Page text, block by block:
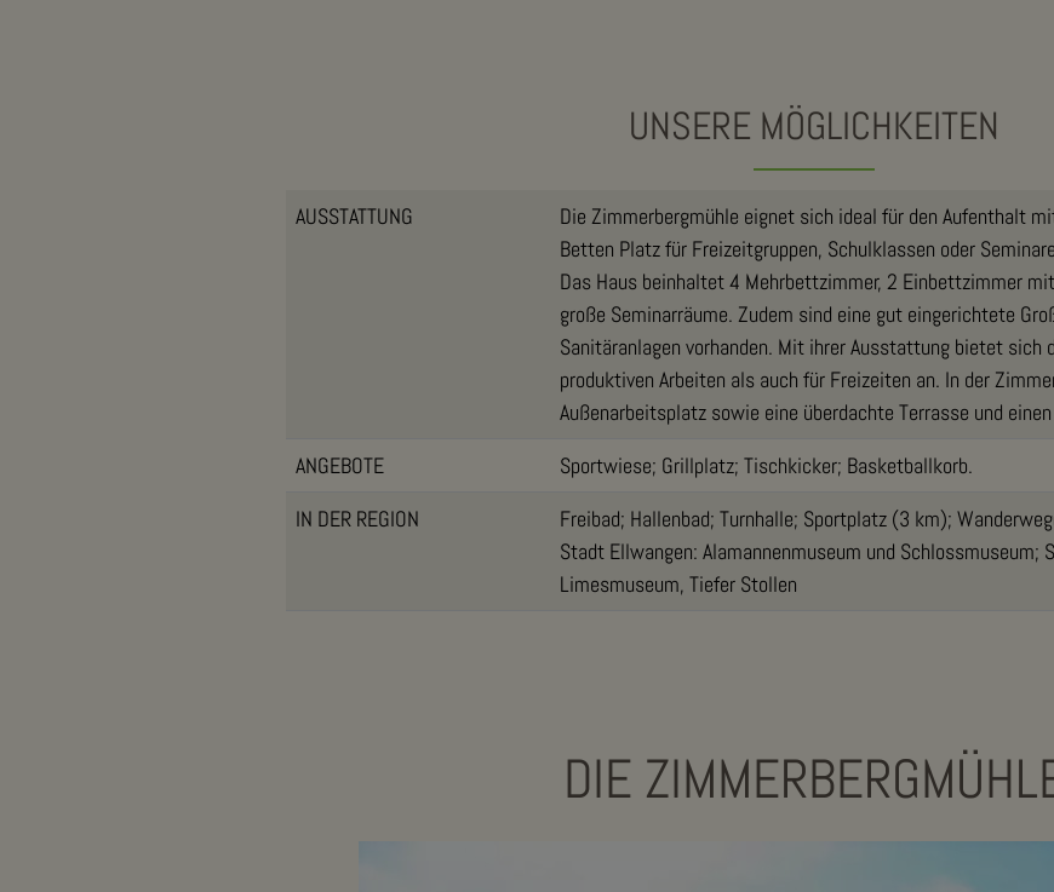
UNSERE MÖGLICHKEITEN
AUSSTATTUNG
Die Zimmerbergmühle eignet sich ideal für den Aufenthalt
Betten Platz für Freizeitgruppen, Schulklassen oder
Das Haus beinhaltet 4 Mehrbettzimmer, 2 Einbettzimmer
große Seminarräume. Zudem sind eine gut eingerichtete
Sanitäranlagen vorhanden. Mit ihrer Ausstattung bietet sich
produktiven Arbeiten als auch für Freizeiten an. In der
Außenarbeitsplatz sowie eine überdachte Terrasse und
ANGEBOTE
Sportwiese; Grillplatz; Tischkicker; Basketballkorb.
IN DER REGION
Freibad; Hallenbad; Turnhalle; Sportplatz (3 km);
Stadt Ellwangen: Alamannenmuseum und Schlossmuseum;
Limesmuseum, Tiefer Stollen
DIE